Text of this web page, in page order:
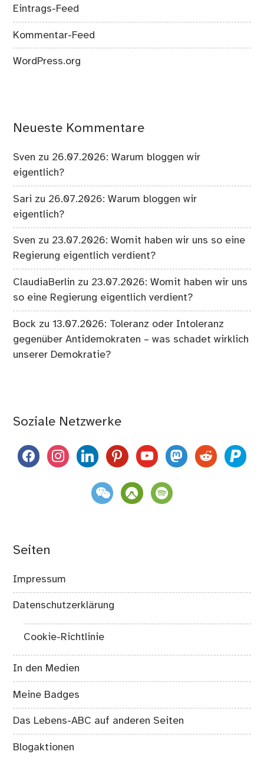
Eintrags-Feed
Kommentar-Feed
WordPress.org
Neueste Kommentare
Sven zu 26.07.2026: Warum bloggen wir
eigentlich?
Sari zu 26.07.2026: Warum bloggen wir
eigentlich?
Sven zu 23.07.2026: Womit haben wir uns so eine
Regierung eigentlich verdient?
ClaudiaBerlin zu 23.07.2026: Womit haben wir uns
so eine Regierung eigentlich verdient?
Bock zu13.07.2026: Toleranz oder Intoleranz
gegenüber Antidemokraten – was schadet wirklich
unserer Demokratie?
Soziale Netzwerke
facebookinstagramlinkedinpinterestyoutubemastodon
reddit paypal
weixin komootspotify
Seiten
Impressum
Datenschutzerklärung
Cookie-Richtlinie
In den Medien
Meine Badges
Das Lebens-ABC auf anderen Seiten
Blogaktionen